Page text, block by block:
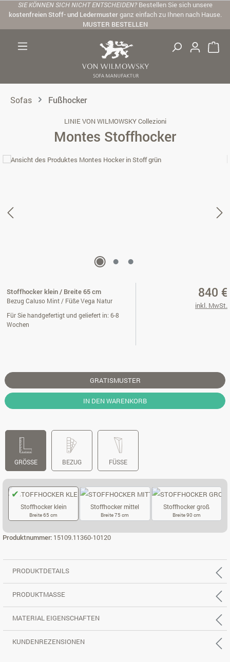
Zum Hauptinhalt springen
SIE KÖNNEN SICH NICHT ENTSCHEIDEN? Bestellen Sie sich unsere
kostenfreien Stoff- und Ledermusterganz einfach zu Ihnen nach Hause.
MUSTER BESTELLEN
Sofas Fußhocker
LINIE VON WILMOWSKY Collezioni
Montes Stoffhocker
Bildergalerie überspringen
Stoffhocker klein / Breite 65 cm
Bezug Caluso Mint / Füße Vega Natur
Für Sie handgefertigt und geliefert in: 6-8
Wochen
840 €
inkl. MwSt.
GRATISMUSTER
IN DEN WARENKORB
GRÖSSE BEZUG FÜSSE
Stoffhocker klein
Breite 65 cm
Stoffhocker mittel
Breite 75 cm
Stoffhocker groß
Breite 90 cm
Produktnummer: 15109.11360-10120
PRODUKTDETAILS
PRODUKTMASSE
MATERIAL EIGENSCHAFTEN
KUNDENREZENSIONEN